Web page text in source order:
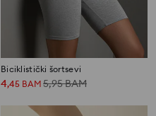
Biciklistički šortsevi
4,45 BAM 5,95BAM